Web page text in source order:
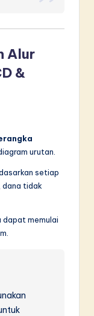
Alur
&
urutan.
setiap
dana tidak
dapat memulai